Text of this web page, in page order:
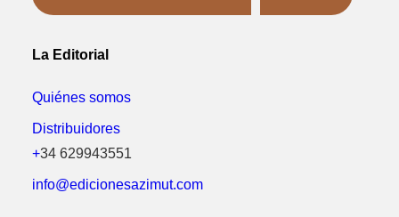
La Editorial
Quiénes somos
Distribuidores
+34 629943551
info@edicionesazimut.com